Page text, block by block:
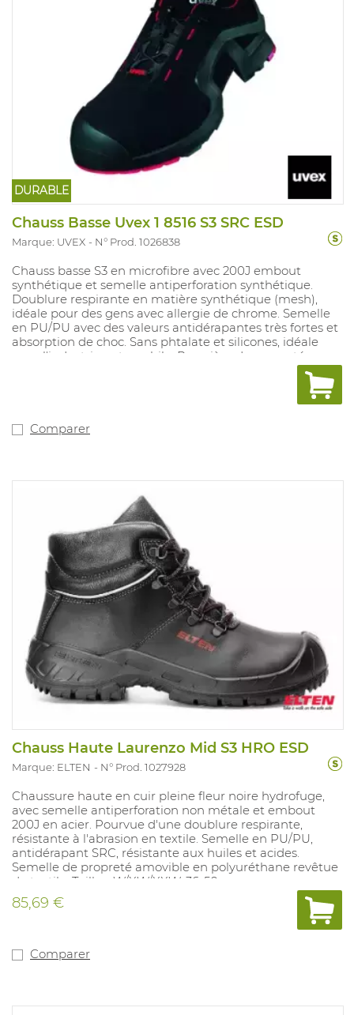
DURABLE
Chauss Basse Uvex 1 8516 S3 SRC ESD
Marque: UVEX N° Prod. 1026838
Chauss basse S3 en microfibre avec 200J embout
synthétique et semelle antiperforation synthétique.
Doublure respirante en matière synthétique (mesh),
idéale pour des gens avec allergie de chrome. Semelle
en PU/PU avec des valeurs antidérapantes très fortes et
absorption de choc. Sans phtalate et silicones, idéale
pour l'industrie automobile. Première de propreté
Comparer
Chauss Haute Laurenzo Mid S3 HRO ESD
Marque: ELTEN N° Prod. 1027928
Chaussure haute en cuir pleine fleur noire hydrofuge,
avec semelle antiperforation non métale et embout
200J en acier. Pourvue d'une doublure respirante,
résistante à l'abrasion en textile. Semelle en PU/PU,
antidérapant SRC, résistante aux huiles et acides.
Semelle de propreté amovible en polyuréthane revêtue
de textile. Tailles: W/XW/XXW, 36-50.
85,69 €
Comparer